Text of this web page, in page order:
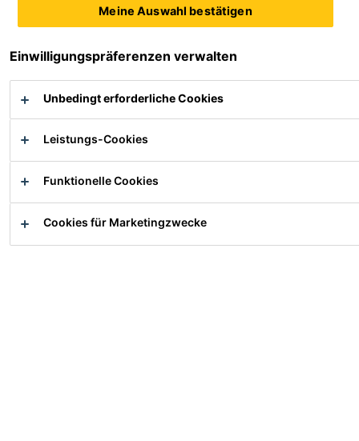
Zu den Broschüren
Zu den Einsatzgebieten und Marktsegmenten
Zu den Zahlen und Fakten über die
Betoninstandsetzung
Meine Auswahl bestätigen
Einwilligungspräferenzen verwalten
Unbedingt erforderliche Cookies
Leistungs-Cookies
Funktionelle Cookies
Cookies für Marketingzwecke